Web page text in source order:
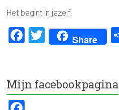
Het begint in jezelf.
F
b
o
T
wi
er
Share
Mijn facebookpagina